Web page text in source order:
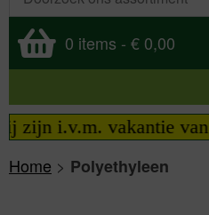
0 items - € 0,00
i.v.m. vakantie van
Home > Polyethyleen